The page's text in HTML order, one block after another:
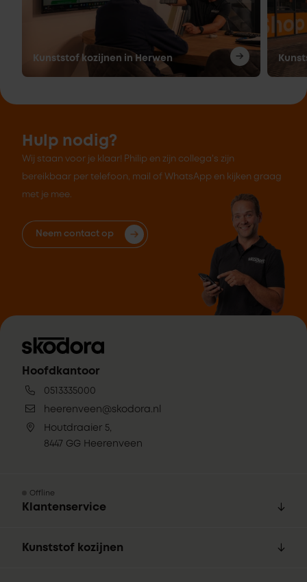
Kunststof kozijnen in Herwen
Hulp nodig?
Wij staan voor je klaar! Philip en zijn collega's zijn
bereikbaar per telefoon, mail of WhatsApp en kijken graag
met je mee.
Neem contact op
Hoofdkantoor
0513335000
heerenveen@skodora.nl
Houtdraaier 5,
8447 GG Heerenveen
Offline
Klantenservice
Kunststof kozijnen